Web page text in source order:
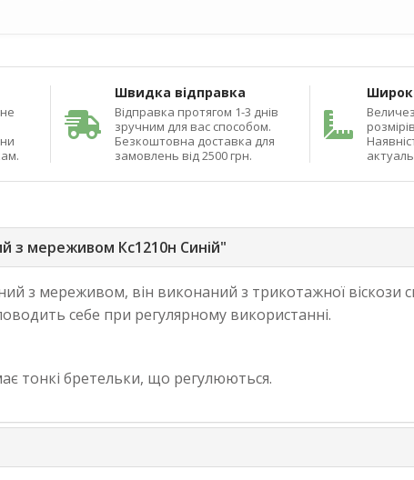
Швидка відправка
Відправка протягом 1-3 днів
зручним для вас способом.
Безкоштовна доставка для
замовлень від 2500 грн.
з мереживом Кс1210н Синій"
з мереживом, він виконаний з трикотажної віскози
себе при регулярному використанні.
тонкі бретельки, що регулюються.